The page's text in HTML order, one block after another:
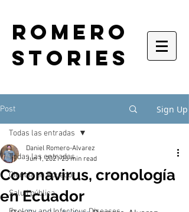
romero
stories
Post Sign Up
Todas las entradas
Ciencia en Ecuador
Salud pública
Todas las entradas
Coronavirus, cronología
en Ecuador
Daniel Romero-Alvarez
Jun 1, 2021 25 min read